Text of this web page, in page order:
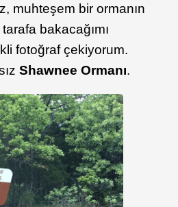
muhteşem bir ormanın
bakacağımı
fotoğraf çekiyorum.
Shawnee Ormanı.